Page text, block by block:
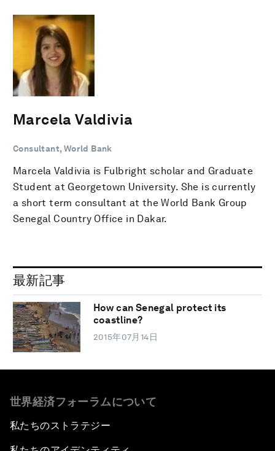
Marcela Valdivia
Consultant, World Bank
Marcela Valdivia is Fulbright scholar and Graduate
Student at Georgetown University. She is currently
a short term consultant at the World Bank Group
Senegal Country Office in Dakar.
最新記事
How can Senegal protect its
coastline?
2015年07月14日
世界経済フォーラムについて
私たちのストラテジー